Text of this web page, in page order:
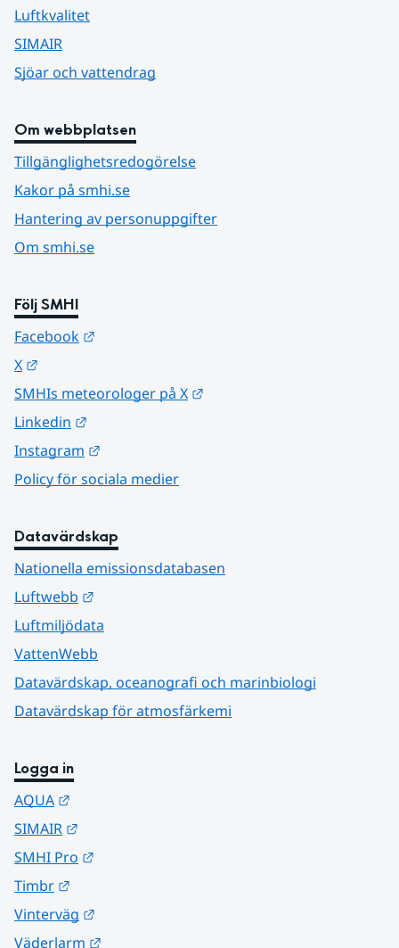
Luftkvalitet
SIMAIR
Sjöar och vattendrag
Om webbplatsen
Tillgänglighetsredogörelse
Kakor på smhi.se
Hantering av personuppgifter
Om smhi.se
Följ SMHI
Facebook
X
SMHIs meteorologer på X
Linkedin
Instagram
Policy för sociala medier
Datavärdskap
Nationella emissionsdatabasen
Luftwebb
Luftmiljödata
VattenWebb
Datavärdskap, oceanografi och marinbiologi
Datavärdskap för atmosfärkemi
Logga in
AQUA
SIMAIR
SMHI Pro
Timbr
Vinterväg
Väderlarm